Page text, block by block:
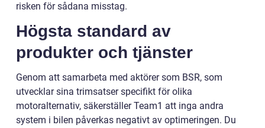
risken för sådana misstag.
Högsta standard av
produkter och tjänster
Genom att samarbeta med aktörer som BSR, som
utvecklar sina trimsatser specifikt för olika
motoralternativ, säkerställer Team1 att inga andra
system i bilen påverkas negativt av optimeringen. Du